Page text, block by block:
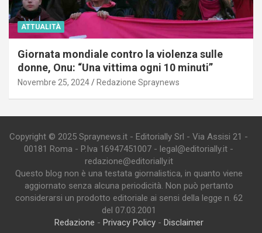
ATTUALITÀ
Giornata mondiale contro la violenza sulle
donne, Onu: “Una vittima ogni 10 minuti”
Novembre 25, 2024 Redazione Spraynews
Copyright © 2025 Spraynews.it - Editorially Srl - Via Assisi 21 -
00181 Roma - P.Iva 16947451007 - legal@editorially.it -
redazione@editorially.it
Questo blog non è una testata giornalistica, in quanto viene
aggiornato senza alcuna periodicità. Non può pertanto
considerarsi un prodotto editoriale ai sensi della legge n. 62
del 07.03.2001
Redazione - Privacy Policy- Disclaimer